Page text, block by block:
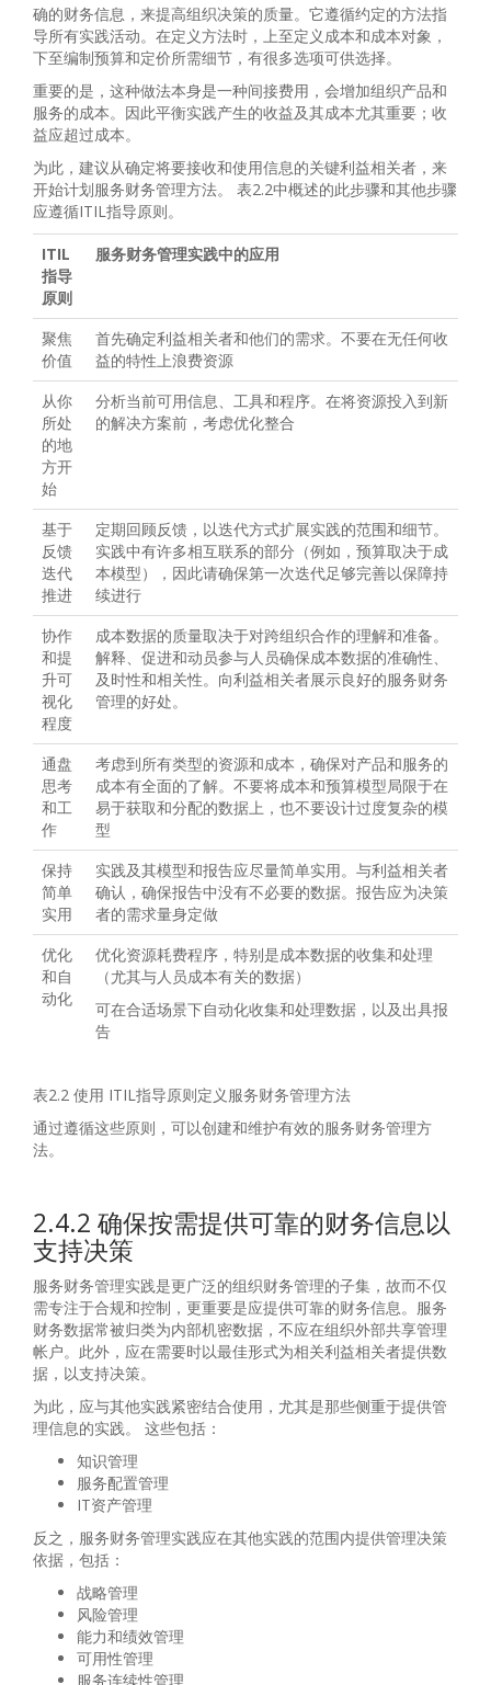
确的财务信息，来提高组织决策的质量。它遵循约定的方法指
导所有实践活动。在定义方法时，上至定义成本和成本对象，
下至编制预算和定价所需细节，有很多选项可供选择。
重要的是，这种做法本身是一种间接费用，会增加组织产品和
服务的成本。因此平衡实践产生的收益及其成本尤其重要；收
益应超过成本。
为此，建议从确定将要接收和使用信息的关键利益相关者，来
开始计划服务财务管理方法。 表2.2中概述的此步骤和其他步骤
应遵循ITIL指导原则。
ITIL
指导
原则
服务财务管理实践中的应用
聚焦
价值
首先确定利益相关者和他们的需求。不要在无任何收
益的特性上浪费资源
从你
所处
的地
方开
始
分析当前可用信息、工具和程序。在将资源投入到新
的解决方案前，考虑优化整合
基于
反馈
迭代
推进
定期回顾反馈，以迭代方式扩展实践的范围和细节。
实践中有许多相互联系的部分（例如，预算取决于成
本模型），因此请确保第一次迭代足够完善以保障持
续进行
协作
和提
升可
视化
程度
成本数据的质量取决于对跨组织合作的理解和准备。
解释、促进和动员参与人员确保成本数据的准确性、
及时性和相关性。向利益相关者展示良好的服务财务
管理的好处。
通盘
思考
和工
作
考虑到所有类型的资源和成本，确保对产品和服务的
成本有全面的了解。不要将成本和预算模型局限于在
易于获取和分配的数据上，也不要设计过度复杂的模
型
保持
简单
实用
实践及其模型和报告应尽量简单实用。与利益相关者
确认，确保报告中没有不必要的数据。报告应为决策
者的需求量身定做
优化
和自
动化
优化资源耗费程序，特别是成本数据的收集和处理
（尤其与人员成本有关的数据）
可在合适场景下自动化收集和处理数据，以及出具报
告
表2.2 使用 ITIL指导原则定义服务财务管理方法
通过遵循这些原则，可以创建和维护有效的服务财务管理方
法。
2.4.2 确保按需提供可靠的财务信息以
支持决策
服务财务管理实践是更广泛的组织财务管理的子集，故而不仅
需专注于合规和控制，更重要是应提供可靠的财务信息。服务
财务数据常被归类为内部机密数据，不应在组织外部共享管理
帐户。此外，应在需要时以最佳形式为相关利益相关者提供数
据，以支持决策。
为此，应与其他实践紧密结合使用，尤其是那些侧重于提供管
理信息的实践。 这些包括：
知识管理
服务配置管理
IT资产管理
反之，服务财务管理实践应在其他实践的范围内提供管理决策
依据，包括：
战略管理
风险管理
能力和绩效管理
可用性管理
服务连续性管理